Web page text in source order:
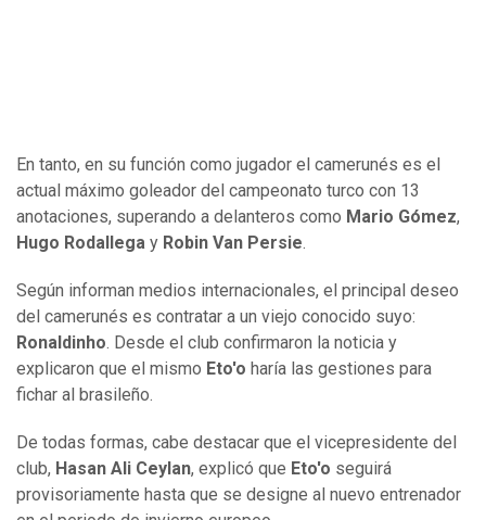
En tanto, en su función como jugador el camerunés es el
actual máximo goleador del campeonato turco con 13
anotaciones, superando a delanteros como Mario Gómez,
Hugo Rodallega y Robin Van Persie.
Según informan medios internacionales, el principal deseo
del camerunés es contratar a un viejo conocido suyo:
Ronaldinho. Desde el club confirmaron la noticia y
explicaron que el mismo Eto'o haría las gestiones para
fichar al brasileño.
De todas formas, cabe destacar que el vicepresidente del
club, Hasan Ali Ceylan, explicó que Eto'o seguirá
provisoriamente hasta que se designe al nuevo entrenador